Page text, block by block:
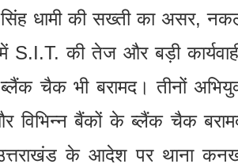
धामी की सख्ती का असर,
में S.I.T. की तेज और बड़ी
ब्लैंक चैक भी बरामद। तीनों
विभिन्न बैंकों के ब्लैंक चैक
के आदेश पर थाना